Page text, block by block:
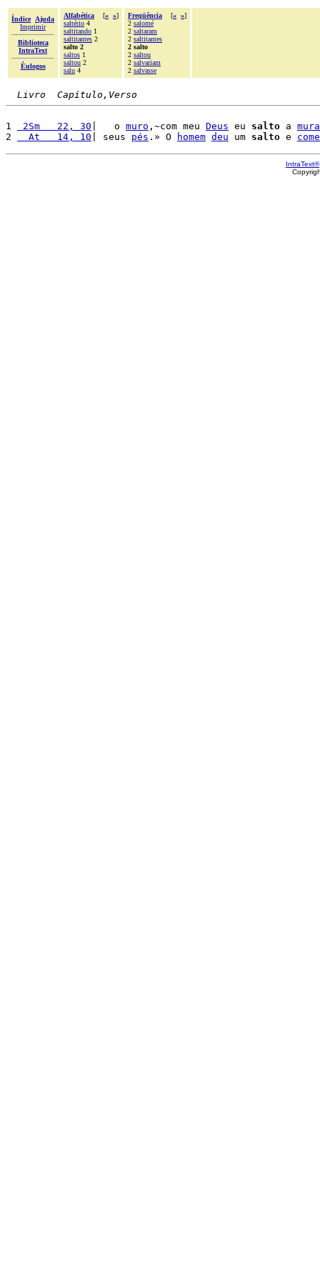
Índice
Ajuda
Imprimir
Biblioteca
IntraText
Èulogos
Alfabética [« »]
saltério 4
saltitando 1
saltitantes 2
salto 2
saltos 1
saltou 2
salu 4
Freqüência [« »]
2 salomé
2 saltaram
2 saltitantes
2 salto
2 saltou
2 salvariam
2 salvasse
Livro  Capítulo,Verso
1 2Sm   22, 30 |   o muro ,~com meu Deus eu salto a
2
  At   14, 10
| seus pés .» O homem deu um salto e
IntraText®